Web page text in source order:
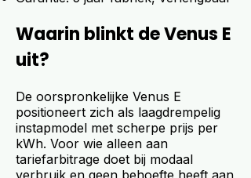
Waarin blinkt de Venus E
uit?
De oorspronkelijke Venus E
positioneert zich als laagdrempelig
instapmodel met scherpe prijs per
kWh. Voor wie alleen aan
tariefarbitrage doet bij modaal
verbruik en geen behoefte heeft aan